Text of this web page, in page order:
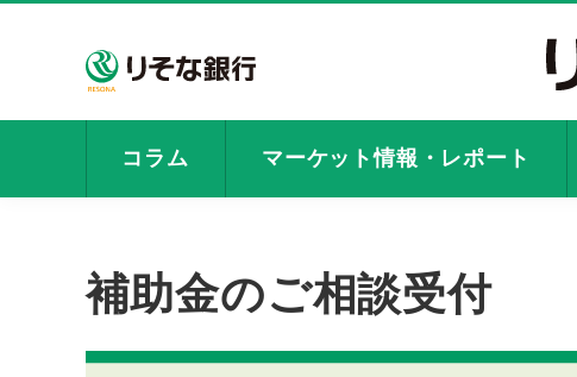
コラム マーケット情報・レポート
補助金のご相談受付